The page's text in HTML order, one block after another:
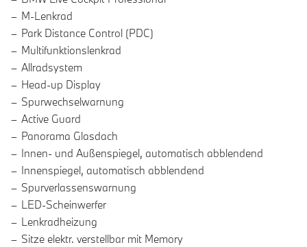
M-Lenkrad
Park Distance Control (PDC)
Multifunktionslenkrad
Allradsystem
Head-up Display
Spurwechselwarnung
Active Guard
Panorama Glasdach
Innen- und Außenspiegel, automatisch abblendend
Innenspiegel, automatisch abblendend
Spurverlassenswarnung
LED-Scheinwerfer
Lenkradheizung
Sitze elektr. verstellbar mit Memory